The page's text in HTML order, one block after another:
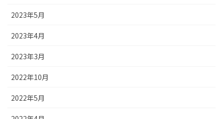
2023年5月
2023年4月
2023年3月
2022年10月
2022年5月